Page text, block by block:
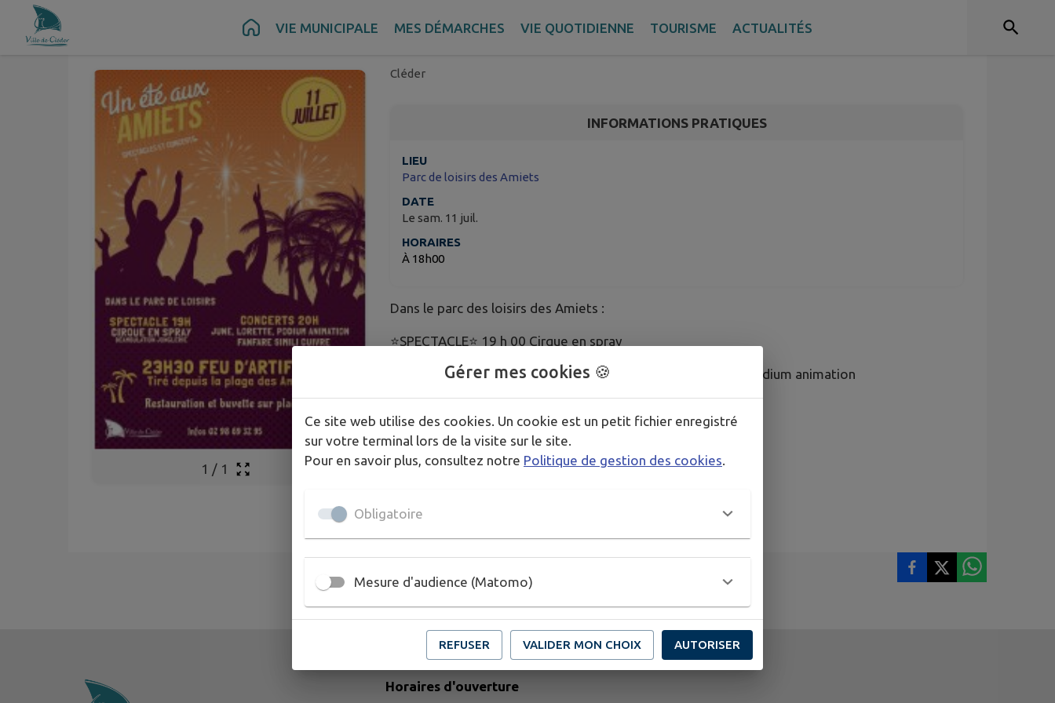
Contenu Pied de pageVIE MUNICIPALE MES DÉMARCHES VIE QUOTIDIENNE TOURISME ACTUALITÉS
1 / 1
concerts🎶
Cléder
INFORMATIONS PRATIQUES
LIEU
Parc de loisirs des Amiets
DATE
Le sam. 11 juil.
HORAIRES
À 18h00
Dans le parc des loisirs des Amiets :
⭐SPECTACLE⭐ 19 h 00 Cirque en spray
🎶CONCERTS🎶 20 h 00 June, Lorette, fanfare simili cuivre, podium animation
🍽 Restauration et buvette sur place🍹
Horaires d'ouverture
Gérer mes cookies 🍪
Ce site web utilise des cookies. Un cookie est un petit fichier enregistré
sur votre terminal lors de la visite sur le site.
Pour en savoir plus, consultez notre Politique de gestion des cookies
Obligatoire
Mesure d'audience (Matomo)
REFUSER VALIDER MON CHOIX AUTORISER